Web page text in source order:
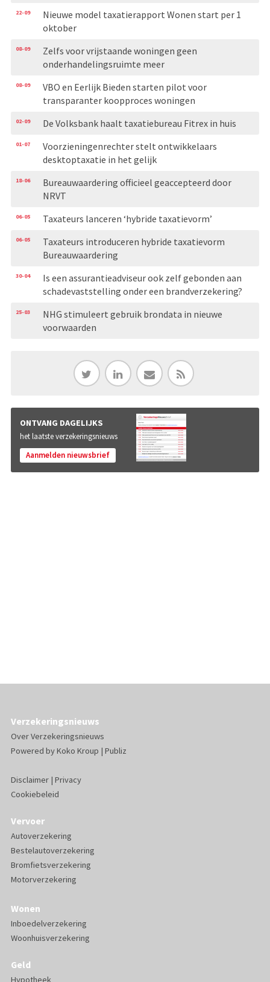
22-09
Nieuwe model taxatierapport Wonen start per 1
oktober
08-09
Zelfs voor vrijstaande woningen geen
onderhandelingsruimte meer
08-09
VBO en Eerlijk Bieden starten pilot voor
transparanter koopproces woningen
02-09 De Volksbank haalt taxatiebureau Fitrex in huis
01-07
Voorzieningenrechter stelt ontwikkelaars
desktoptaxatie in het gelijk
18-06
Bureauwaardering officieel geaccepteerd door
NRVT
06-05 Taxateurs lanceren ‘hybride taxatievorm’
06-05
Taxateurs introduceren hybride taxatievorm
Bureauwaardering
30-04
Is een assurantieadviseur ook zelf gebonden aan
schadevaststelling onder een brandverzekering?
25-03
NHG stimuleert gebruik brondata in nieuwe
voorwaarden
ONTVANG DAGELIJKS
het laatste verzekeringsnieuws
Aanmelden nieuwsbrief
Verzekeringsnieuws
Over Verzekeringsnieuws
Powered byKoko Kroup | Publiz
Disclaimer| Privacy
Cookiebeleid
Vervoer
Autoverzekering
Bestelautoverzekering
Bromfietsverzekering
Motorverzekering
Wonen
Inboedelverzekering
Woonhuisverzekering
Geld
Hypotheek